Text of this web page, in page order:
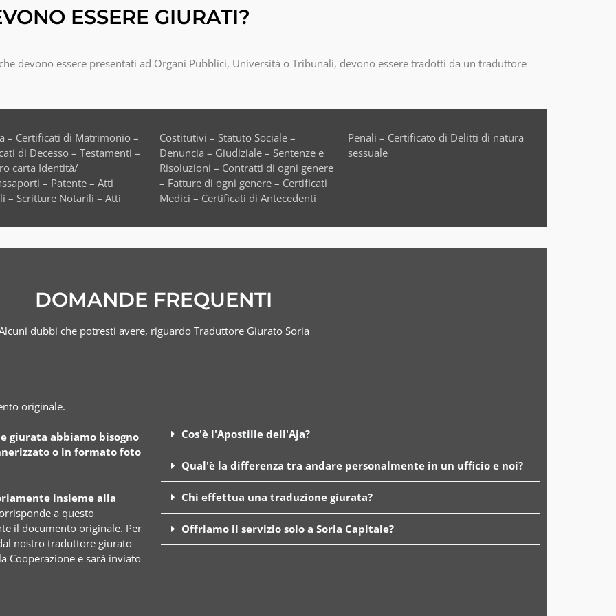
ESSERE GIURATI?
devono essere presentati ad Organi Pubblici, Università o Tribunali, devono essere tradotti da un traduttore
sessuale
DOMANDE FREQUENTI
dubbi che potresti avere, riguardo Traduttore Giurato Soria
originale.
giurata abbiamo bisogno
o in formato foto
insieme alla
a questo
il documento originale. Per
nostro traduttore giurato
Cooperazione e sarà inviato
Cos'è l'Apostille dell'Aja?
Qual'è la differenza tra andare personalmente in un ufficio e noi?
Chi effettua una traduzione giurata?
Offriamo il servizio solo a Soria Capitale?